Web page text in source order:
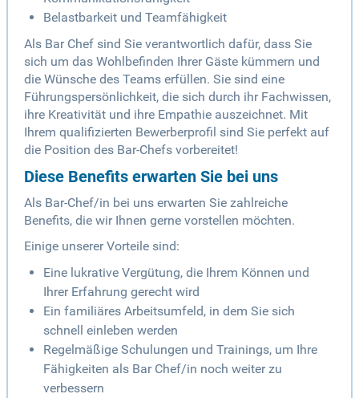
Belastbarkeit und Teamfähigkeit
Als Bar Chef sind Sie verantwortlich dafür, dass Sie
sich um das Wohlbefinden Ihrer Gäste kümmern und
die Wünsche des Teams erfüllen. Sie sind eine
Führungspersönlichkeit, die sich durch ihr Fachwissen,
ihre Kreativität und ihre Empathie auszeichnet. Mit
Ihrem qualifizierten Bewerberprofil sind Sie perfekt auf
die Position des Bar-Chefs vorbereitet!
Diese Benefits erwarten Sie bei uns
Als Bar-Chef/in bei uns erwarten Sie zahlreiche
Benefits, die wir Ihnen gerne vorstellen möchten.
Einige unserer Vorteile sind:
Eine lukrative Vergütung, die Ihrem Können und
Ihrer Erfahrung gerecht wird
Ein familiäres Arbeitsumfeld, in dem Sie sich
schnell einleben werden
Regelmäßige Schulungen und Trainings, um Ihre
Fähigkeiten als Bar Chef/in noch weiter zu
verbessern